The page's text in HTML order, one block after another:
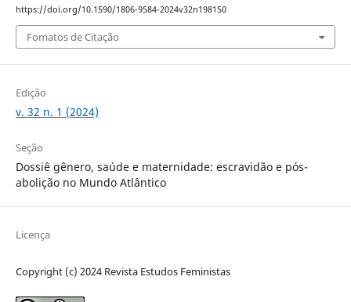
https://doi.org/10.1590/1806-9584-2024v32n198150
Fomatos de Citação
Edição
v. 32 n. 1 (2024)
Seção
Dossiê gênero, saúde e maternidade: escravidão e pós-
abolição no Mundo Atlântico
Licença
Copyright (c) 2024 Revista Estudos Feministas